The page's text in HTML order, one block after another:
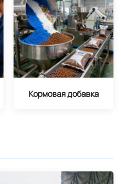
Кормовая добавка